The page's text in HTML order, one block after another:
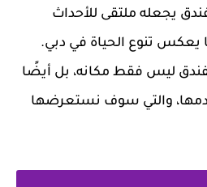
يجعله ملتقى للأحداث
يعكس تنوع الحياة في دبي.
ليس فقط مكانه، بل أيضًا
والتي سوف نستعرضها